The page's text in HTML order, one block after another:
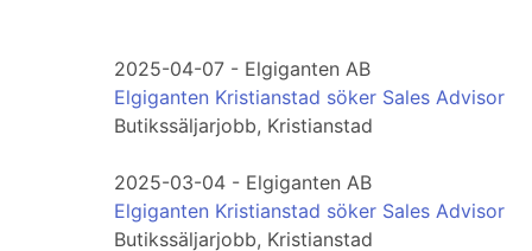
2025-04-07 - Elgiganten AB
Elgiganten Kristianstad söker Sales Advisor
Butikssäljarjobb, Kristianstad
2025-03-04 - Elgiganten AB
Elgiganten Kristianstad söker Sales Advisor
Butikssäljarjobb, Kristianstad